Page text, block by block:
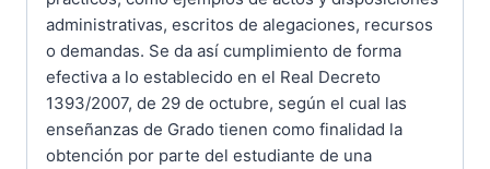
administrativas, escritos de alegaciones, recursos
o demandas. Se da así cumplimiento de forma
efectiva a lo establecido en el Real Decreto
1393/2007, de 29 de octubre, según el cual las
enseñanzas de Grado tienen como finalidad la
obtención por parte del estudiante de una